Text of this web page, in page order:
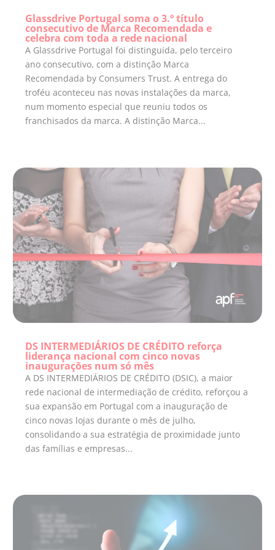
Glassdrive Portugal soma o 3.º título
consecutivo de Marca Recomendada e
celebra com toda a rede nacional
A Glassdrive Portugal foi distinguida, pelo terceiro
ano consecutivo, com a distinção Marca
Recomendada by Consumers Trust. A entrega do
troféu aconteceu nas novas instalações da marca,
num momento especial que reuniu todos os
franchisados da marca. A distinção Marca...
DS INTERMEDIÁRIOS DE CRÉDITO reforça
liderança nacional com cinco novas
inaugurações num só mês
A DS INTERMEDIÁRIOS DE CRÉDITO (DSIC), a maior
rede nacional de intermediação de crédito, reforçou a
sua expansão em Portugal com a inauguração de
cinco novas lojas durante o mês de julho,
consolidando a sua estratégia de proximidade junto
das famílias e empresas...